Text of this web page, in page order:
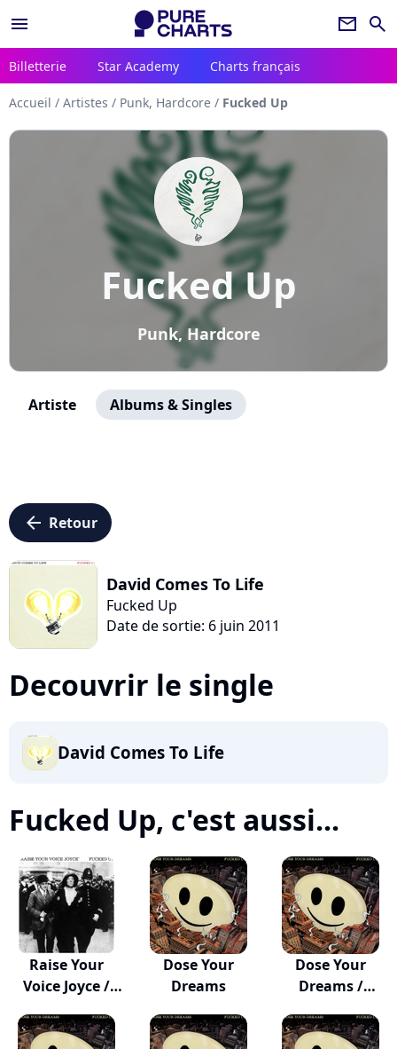
menu newsletter search
Billetterie Star Academy Charts français
Accueil / Artistes / Punk, Hardcore / Fucked Up
Fucked Up
Punk, Hardcore
Artiste Albums & Singles
arrow_left Retour
David Comes To Life
Fucked Up
Date de sortie: 6 juin 2011
Decouvrir le single
David Comes To Life
Fucked Up, c'est aussi...
Raise Your
Voice Joyce /
Dose Your
Dreams
Dose Your
Dreams /